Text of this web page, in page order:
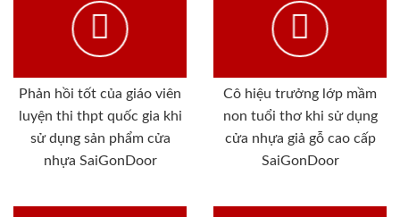
Phản hồi tốt của giáo viên
luyện thi thpt quốc gia khi
sử dụng sản phẩm cửa
nhựa SaiGonDoor
Cô hiệu trưởng lớp mầm
non tuổi thơ khi sử dụng
cửa nhựa giả gỗ cao cấp
SaiGonDoor